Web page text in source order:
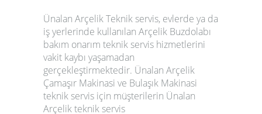
Ünalan Arçelik Teknik servis, evlerde ya da
iş yerlerinde kullanılan Arçelik Buzdolabı
bakım onarım teknik servis hizmetlerini
vakit kaybı yaşamadan
gerçekleştirmektedir. Ünalan Arçelik
Çamaşır Makinasi ve Bulaşık Makinasi
teknik servis için müşterilerin Ünalan
Arçelik teknik servis